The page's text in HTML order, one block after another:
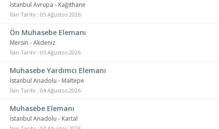
İstanbul Avrupa - Kağıthane
İlan Tarihi : 05 Ağustos 2026
Ön Muhasebe Elemanı
Mersin - Akdeniz
İlan Tarihi : 05 Ağustos 2026
Muhasebe Yardımcı Elemanı
İstanbul Anadolu - Maltepe
İlan Tarihi : 04 Ağustos 2026
Muhasebe Elemanı
İstanbul Anadolu - Kartal